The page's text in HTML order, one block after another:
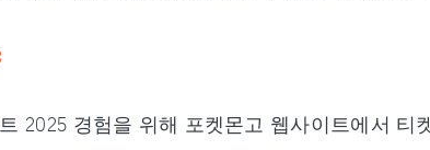
2025 경험을 위해 포켓몬고 웹사이트에서 티